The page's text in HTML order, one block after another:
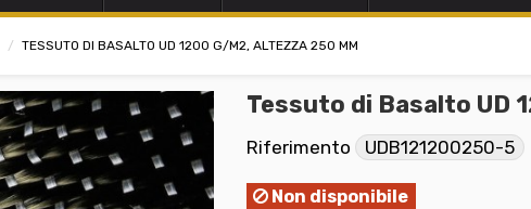
TESSUTO DI BASALTO UD 1200 G/M2, ALTEZZA 250 MM
Tessuto di Basalto UD
Riferimento UDB121200250-5
Non disponibile